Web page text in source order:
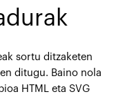
sortu ditzaketen
ditugu. Baino nola
HTML eta SVG